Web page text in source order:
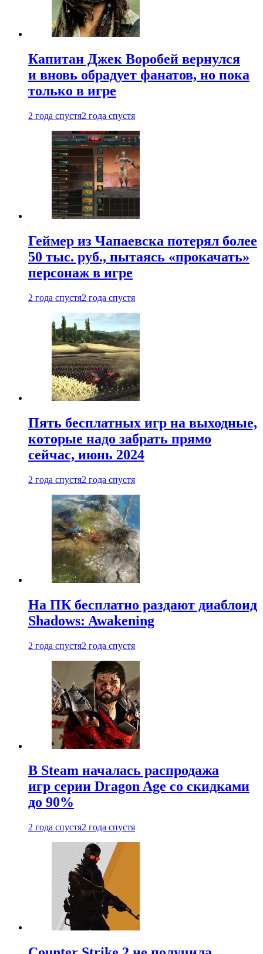
Капитан Джек Воробей вернулся
и вновь обрадует фанатов, но пока
только в игре
2 года спустя2 года спустя
Геймер из Чапаевска потерял более
50 тыс. руб., пытаясь «прокачать»
персонаж в игре
2 года спустя2 года спустя
Пять бесплатных игр на выходные,
которые надо забрать прямо
сейчас, июнь 2024
2 года спустя2 года спустя
На ПК бесплатно раздают диаблоид
Shadows: Awakening
2 года спустя2 года спустя
В Steam началась распродажа
игр серии Dragon Age со скидками
до 90%
2 года спустя2 года спустя